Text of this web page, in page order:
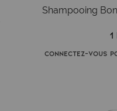
Shampooing
1
Connectez-vous